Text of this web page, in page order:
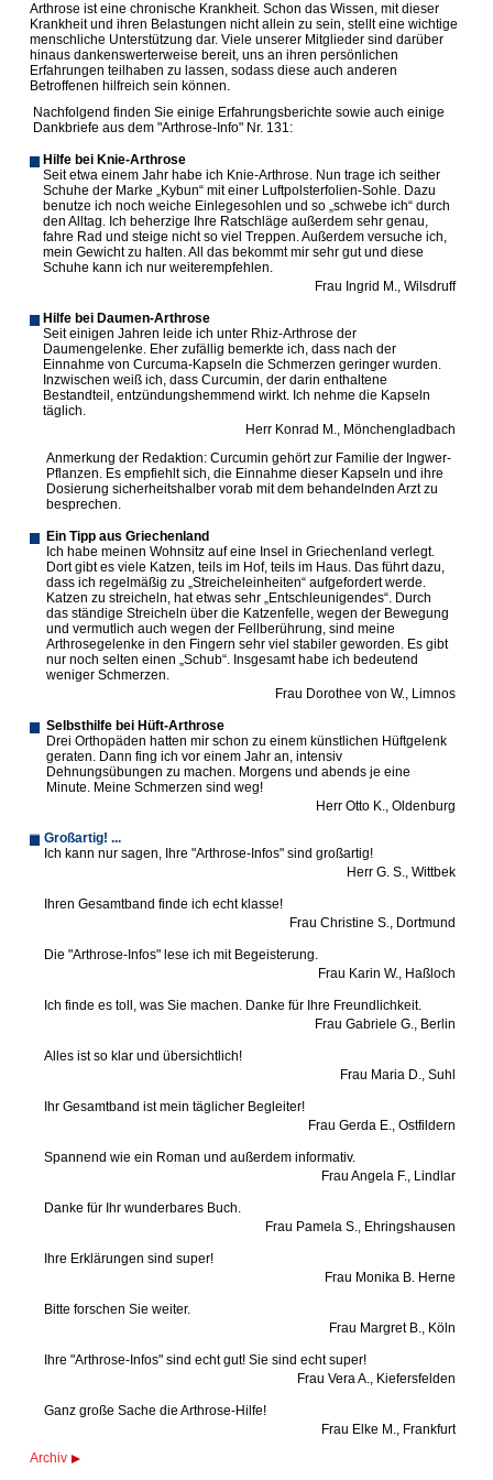
Arthrose ist eine chronische Krankheit. Schon das Wissen, mit dieser
Krankheit und ihren Belastungen nicht allein zu sein, stellt eine wichtige
menschliche Unterstützung dar. Viele unserer Mitglieder sind darüber
hinaus dankenswerterweise bereit, uns an ihren persönlichen
Erfahrungen teilhaben zu lassen, sodass diese auch anderen
Betroffenen hilfreich sein können.
Nachfolgend finden Sie einige Erfahrungsberichte sowie auch einige
Dankbriefe aus dem "Arthrose-Info" Nr. 131:
Hilfe bei Knie-Arthrose
Seit etwa einem Jahr habe ich Knie-Arthrose. Nun trage ich seither
Schuhe der Marke „Kybun“ mit einer Luftpolsterfolien-Sohle. Dazu
benutze ich noch weiche Einlegesohlen und so „schwebe ich“ durch
den Alltag. Ich beherzige Ihre Ratschläge außerdem sehr genau,
fahre Rad und steige nicht so viel Treppen. Außerdem versuche ich,
mein Gewicht zu halten. All das bekommt mir sehr gut und diese
Schuhe kann ich nur weiterempfehlen.
Frau Ingrid M., Wilsdruff
Hilfe bei Daumen-Arthrose
Seit einigen Jahren leide ich unter Rhiz-Arthrose der
Daumengelenke. Eher zufällig bemerkte ich, dass nach der
Einnahme von Curcuma-Kapseln die Schmerzen geringer wurden.
Inzwischen weiß ich, dass Curcumin, der darin enthaltene
Bestandteil, entzündungshemmend wirkt. Ich nehme die Kapseln
täglich.
Herr Konrad M., Mönchengladbach
Anmerkung der Redaktion: Curcumin gehört zur Familie der Ingwer-
Pflanzen. Es empfiehlt sich, die Einnahme dieser Kapseln und ihre
Dosierung sicherheitshalber vorab mit dem behandelnden Arzt zu
besprechen.
Ein Tipp aus Griechenland
Ich habe meinen Wohnsitz auf eine Insel in Griechenland verlegt.
Dort gibt es viele Katzen, teils im Hof, teils im Haus. Das führt dazu,
dass ich regelmäßig zu „Streicheleinheiten“ aufgefordert werde.
Katzen zu streicheln, hat etwas sehr „Entschleunigendes“. Durch
das ständige Streicheln über die Katzenfelle, wegen der Bewegung
und vermutlich auch wegen der Fellberührung, sind meine
Arthrosegelenke in den Fingern sehr viel stabiler geworden. Es gibt
nur noch selten einen „Schub“. Insgesamt habe ich bedeutend
weniger Schmerzen.
Frau Dorothee von W., Limnos
Selbsthilfe bei Hüft-Arthrose
Drei Orthopäden hatten mir schon zu einem künstlichen Hüftgelenk
geraten. Dann fing ich vor einem Jahr an, intensiv
Dehnungsübungen zu machen. Morgens und abends je eine
Minute. Meine Schmerzen sind weg!
Herr Otto K., Oldenburg
Großartig! ...
Ich kann nur sagen, Ihre "Arthrose-Infos" sind großartig!
Herr G. S., Wittbek
Ihren Gesamtband finde ich echt klasse!
Frau Christine S., Dortmund
Die "Arthrose-Infos" lese ich mit Begeisterung.
Frau Karin W., Haßloch
Ich finde es toll, was Sie machen. Danke für Ihre Freundlichkeit.
Frau Gabriele G., Berlin
Alles ist so klar und übersichtlich!
Frau Maria D., Suhl
Ihr Gesamtband ist mein täglicher Begleiter!
Frau Gerda E., Ostfildern
Spannend wie ein Roman und außerdem informativ.
Frau Angela F., Lindlar
Danke für Ihr wunderbares Buch.
Frau Pamela S., Ehringshausen
Ihre Erklärungen sind super!
Frau Monika B. Herne
Bitte forschen Sie weiter.
Frau Margret B., Köln
Ihre "Arthrose-Infos" sind echt gut! Sie sind echt super!
Frau Vera A., Kiefersfelden
Ganz große Sache die Arthrose-Hilfe!
Frau Elke M., Frankfurt
Archiv